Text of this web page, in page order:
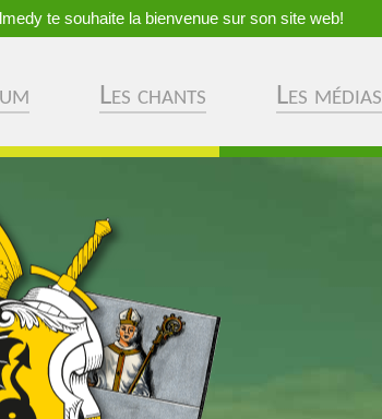
te souhaite la bienvenue sur son site web!
Les chants Les médias